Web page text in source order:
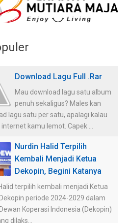
Download Lagu Full .Rar
Mau download lagu satu album
penuh sekaligus? Males kan
lagu satu per satu, apalagi kalau
kamu lemot. Capek ...
Nurdin Halid Terpilih
Kembali Menjadi Ketua
Dekopin, Begini Katanya
terpilih kembali menjadi Ketua
periode 2024-2029 dalam
Koperasi Indonesia (Dekopin)
dilaks...